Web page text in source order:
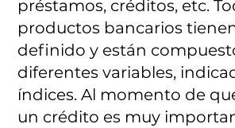
préstamos, créditos, etc.
productos bancarios
definido y están
diferentes variables,
índices. Al momento de
un crédito es muy